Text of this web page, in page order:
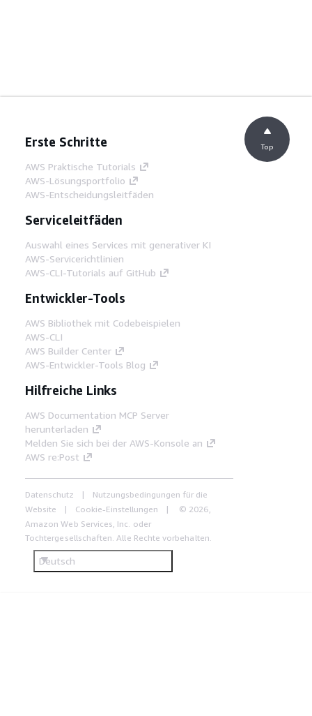
Erste Schritte
AWS Praktische Tutorials
AWS-Lösungsportfolio
AWS-Entscheidungsleitfäden
Serviceleitfäden
Auswahl eines Services mit generativer KI
AWS-Servicerichtlinien
AWS-CLI-Tutorials auf GitHub
Entwickler-Tools
AWS Bibliothek mit Codebeispielen
AWS-CLI
AWS Builder Center
AWS-Entwickler-Tools Blog
Hilfreiche Links
AWS Documentation MCP Server
herunterladen
Melden Sie sich bei der AWS-Konsole an
AWS re:Post
Datenschutz
Nutzungsbedingungen für die
Website
Cookie-Einstellungen
© 2026,
Amazon Web Services, Inc. oder
Tochtergesellschaften. Alle Rechte vorbehalten.
Deutsch
Top